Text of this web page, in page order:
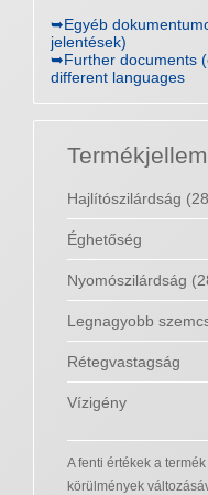
➥Egyéb
jelentések)
➥Further documents
different languages
Hajlítószilárdság
Éghetőség
Nyomószilárdság
Legnagyobb
Rétegvastagság
Vízigény
A fenti értékek a
körülmények